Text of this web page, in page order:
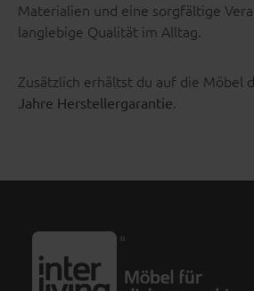
Materialien und eine sorgfältige
langlebige Qualität im Alltag.
Zusätzlich erhältst du auf die Möbel
Jahre Herstellergarantie.